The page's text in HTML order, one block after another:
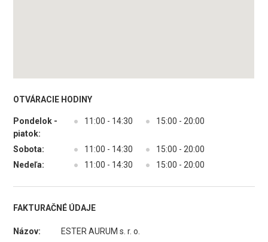
OTVÁRACIE HODINY
Pondelok -
piatok:
● 11:00 - 14:30 ● 15:00 - 20:00
Sobota: ● 11:00 - 14:30 ●
15:00 - 20:00
Nedeľa:
● 11:00 - 14:30 ● 15:00 - 20:00
FAKTURAČNÉ ÚDAJE
Názov:
ESTER AURUM s. r. o.